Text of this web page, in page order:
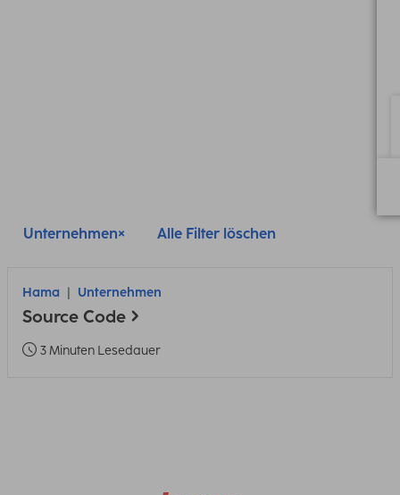
Unternehmen Alle Filter löschen
Hama Unternehmen
Source Code
3 Minuten Lesedauer